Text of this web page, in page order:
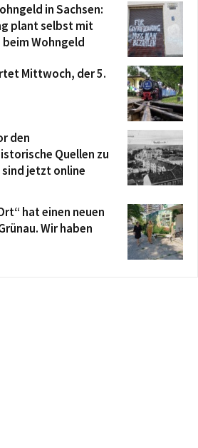
in Sachsen:
plant selbst mit
Wohngeld
Mittwoch, der 5.
den
Quellen zu
jetzt online
hat einen neuen
Wir haben